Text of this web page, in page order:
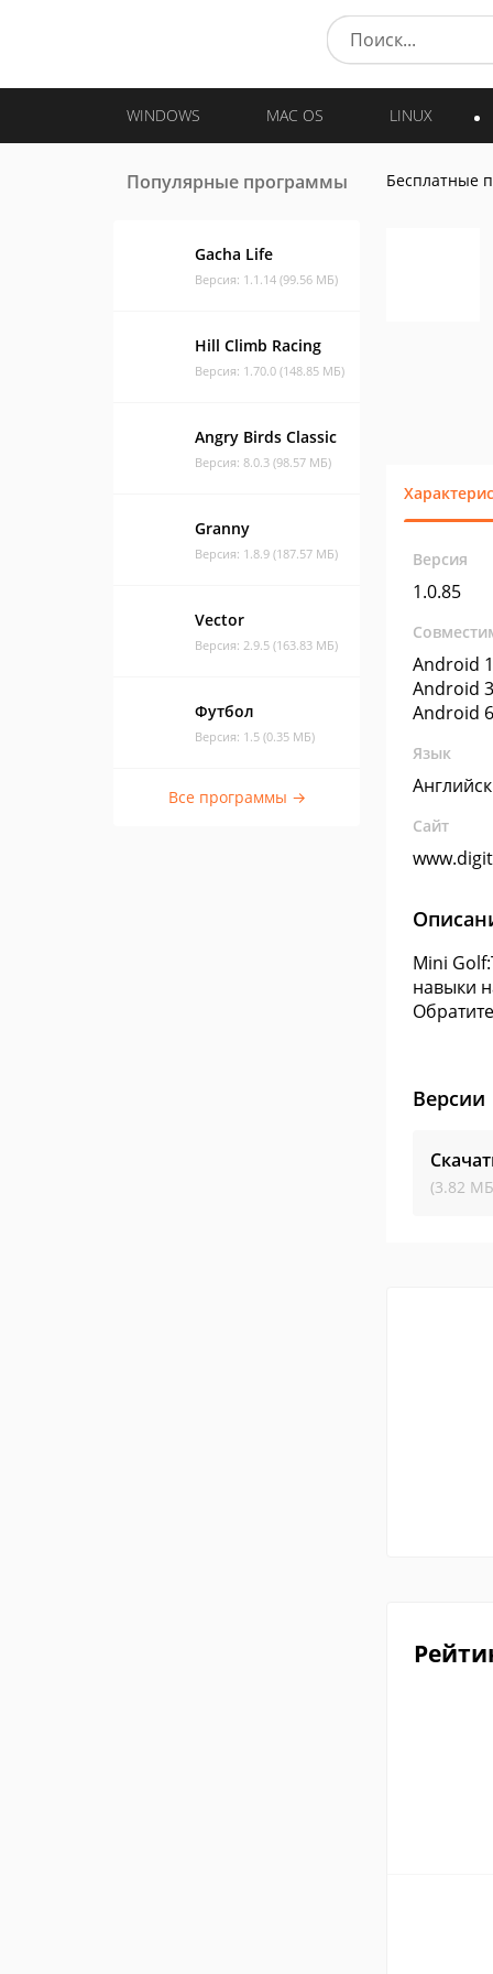
WINDOWS MAC OS LINUX
Популярные программы
Gacha Life
Версия: 1.1.14 (99.56 МБ)
Hill Climb Racing
Версия: 1.70.0 (148.85 МБ)
Angry Birds Classic
Версия: 8.0.3 (98.57 МБ)
Granny
Версия: 1.8.9 (187.57 МБ)
Vector
Версия: 2.9.5 (163.83 МБ)
Футбол
Версия: 1.5 (0.35 МБ)
Все программы →
Бесплатные
Версия
1.0.85
Android
Android
Android
Язык
Сайт
Mini
навыки
Версии
(3.82